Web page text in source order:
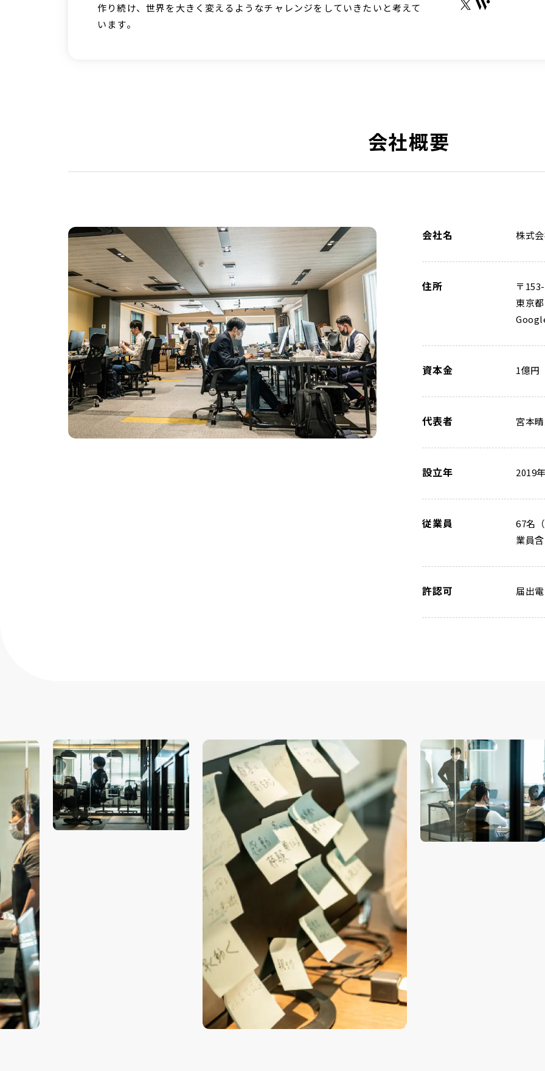
作り続け、世界を大きく変えるようなチャレンジをしていきたいと考えて
います。
会社概要
会社名 株式
住所
〒
東京
資本金 1億円
代表者 宮本
設立年 2019
従業員
67名
業員含
許認可 届出